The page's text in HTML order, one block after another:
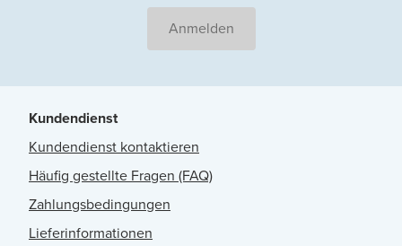
Anmelden
Kundendienst
Kundendienst kontaktieren
Häufig gestellte Fragen (FAQ)
Zahlungsbedingungen
Lieferinformationen